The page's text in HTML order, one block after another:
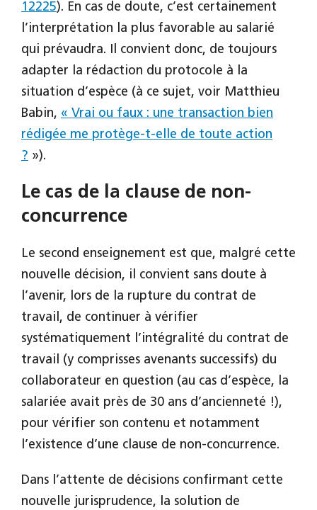
12225). En cas de doute, c’est certainement
l’interprétation la plus favorable au salarié
qui prévaudra. Il convient donc, de toujours
adapter la rédaction du protocole à la
situation d’espèce (à ce sujet, voir Matthieu
Babin, « Vrai ou faux : une transaction bien
rédigée me protège-t-elle de toute action
? »).
Le cas de la clause de non-
concurrence
Le second enseignement est que, malgré cette
nouvelle décision, il convient sans doute à
l’avenir, lors de la rupture du contrat de
travail, de continuer à vérifier
systématiquement l’intégralité du contrat de
travail (y comprisses avenants successifs) du
collaborateur en question (au cas d’espèce, la
salariée avait près de 30 ans d’ancienneté !),
pour vérifier son contenu et notamment
l’existence d’une clause de non-concurrence.
Dans l’attente de décisions confirmant cette
nouvelle jurisprudence, la solution de